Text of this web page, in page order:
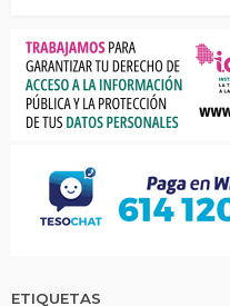
ETIQUETAS